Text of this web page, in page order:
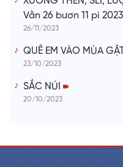
Vằn 26 bươn 11 pi
26/11/2023
QUÊ EM VÀO MÙA
23/10/2023
SẮC NÚI
20/10/2023